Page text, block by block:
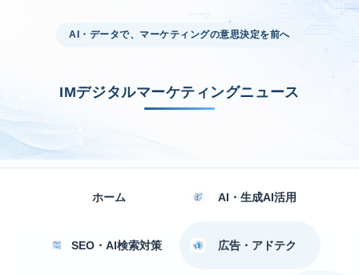
AI・データで、マーケティングの意思決定を前へ
IMデジタルマーケティングニュース
ホーム AI・生成AI活用
SEO・AI検索対策 広告・アドテク